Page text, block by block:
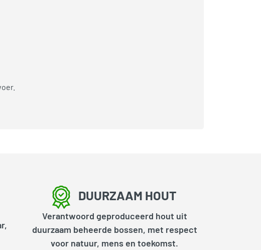
DUURZAAM HOUT
Verantwoord geproduceerd hout uit
duurzaam beheerde bossen, met respect
voor natuur, mens en toekomst.